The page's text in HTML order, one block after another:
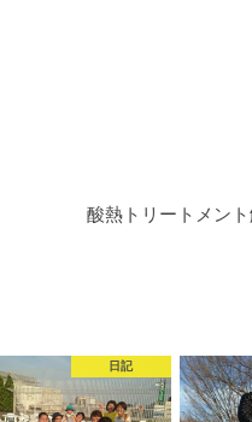
酸熱トリートメン
日記